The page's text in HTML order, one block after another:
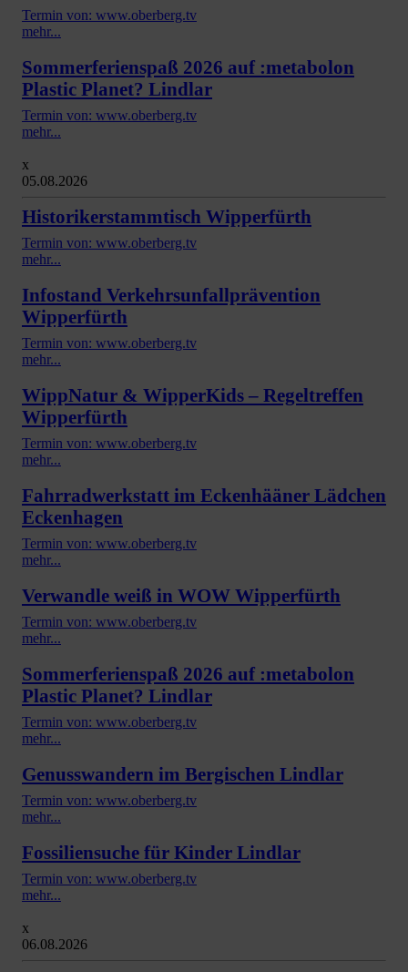
Termin von: www.oberberg.tv
mehr...
Sommerferienspaß 2026 auf :metabolon
Plastic Planet? Lindlar
Termin von: www.oberberg.tv
mehr...
x
05.08.2026
Historikerstammtisch Wipperfürth
Termin von: www.oberberg.tv
mehr...
Infostand Verkehrsunfallprävention
Wipperfürth
Termin von: www.oberberg.tv
mehr...
WippNatur & WipperKids – Regeltreffen
Wipperfürth
Termin von: www.oberberg.tv
mehr...
Fahrradwerkstatt im Eckenhääner Lädchen
Eckenhagen
Termin von: www.oberberg.tv
mehr...
Verwandle weiß in WOW Wipperfürth
Termin von: www.oberberg.tv
mehr...
Sommerferienspaß 2026 auf :metabolon
Plastic Planet? Lindlar
Termin von: www.oberberg.tv
mehr...
Genusswandern im Bergischen Lindlar
Termin von: www.oberberg.tv
mehr...
Fossiliensuche für Kinder Lindlar
Termin von: www.oberberg.tv
mehr...
x
06.08.2026